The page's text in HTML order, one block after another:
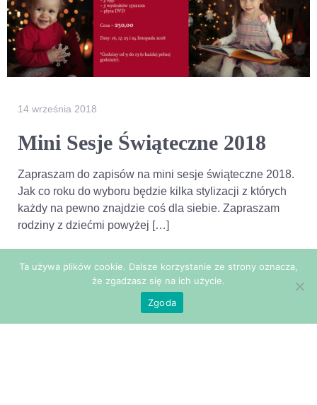
14 września 2018
Mini Sesje Świąteczne 2018
Zapraszam do zapisów na mini sesje świąteczne 2018.
Jak co roku do wyboru będzie kilka stylizacji z których
każdy na pewno znajdzie coś dla siebie. Zapraszam
rodziny z dziećmi powyżej […]
Ta używa plików cookie. Dalsze korzystanie ze strony oznacza,
że zgadzasz się na ich użycie.
Zgoda